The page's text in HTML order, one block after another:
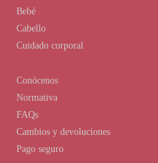
Conócenos
Normativa
FAQs
Cambios y devoluciones
Pago seguro
Bebé
Cabello
Cuidado corporal